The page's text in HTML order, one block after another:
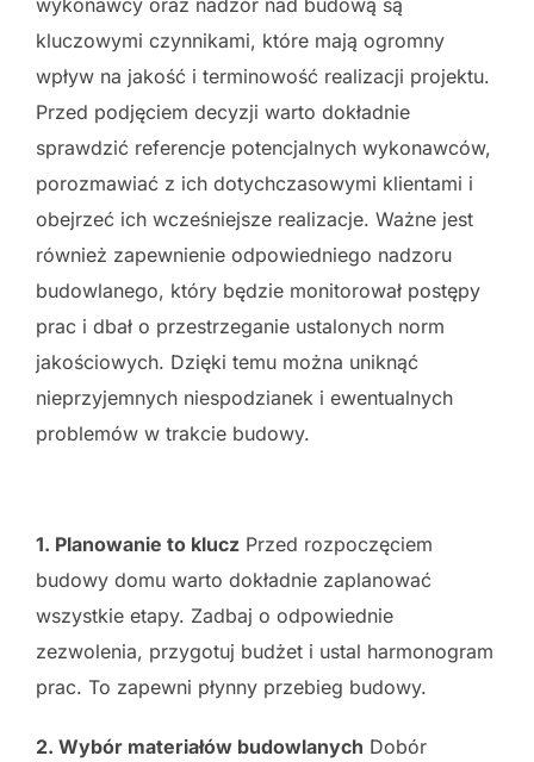
kluczowymi czynnikami, które mają ogromny
wpływ na jakość i terminowość realizacji projektu.
Przed podjęciem decyzji warto dokładnie
sprawdzić referencje potencjalnych wykonawców,
porozmawiać z ich dotychczasowymi klientami i
obejrzeć ich wcześniejsze realizacje. Ważne jest
również zapewnienie odpowiedniego nadzoru
budowlanego, który będzie monitorował postępy
prac i dbał o przestrzeganie ustalonych norm
jakościowych. Dzięki temu można uniknąć
nieprzyjemnych niespodzianek i ewentualnych
problemów w trakcie budowy.
1. Planowanie to klucz Przed rozpoczęciem
budowy domu warto dokładnie zaplanować
wszystkie etapy. Zadbaj o odpowiednie
zezwolenia, przygotuj budżet i ustal harmonogram
prac. To zapewni płynny przebieg budowy.
2. Wybór materiałów budowlanych Dobór